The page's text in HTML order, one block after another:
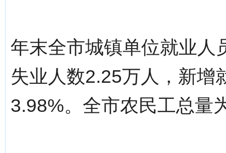
年末全市城镇单位就业人
失业人数2.25万人，新增
3.98%。全市农民工总量